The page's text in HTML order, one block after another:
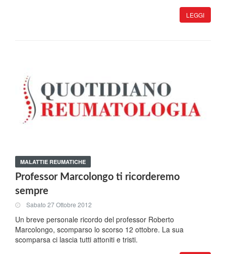
LEGGI
MALATTIE REUMATICHE
Professor Marcolongo ti ricorderemo
sempre
Sabato 27 Ottobre 2012
Un breve personale ricordo del professor Roberto
Marcolongo, scomparso lo scorso 12 ottobre. La sua
scomparsa ci lascia tutti attoniti e tristi.